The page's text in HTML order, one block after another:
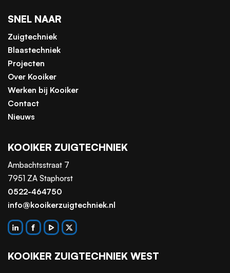
SNEL NAAR
Zuigtechniek
Blaastechniek
Projecten
Over Kooiker
Werken bij Kooiker
Contact
Nieuws
KOOIKER ZUIGTECHNIEK
Ambachtsstraat 7
7951 ZA Staphorst
0522-464750
info@kooikerzuigtechniek.nl
KOOIKER ZUIGTECHNIEK WEST